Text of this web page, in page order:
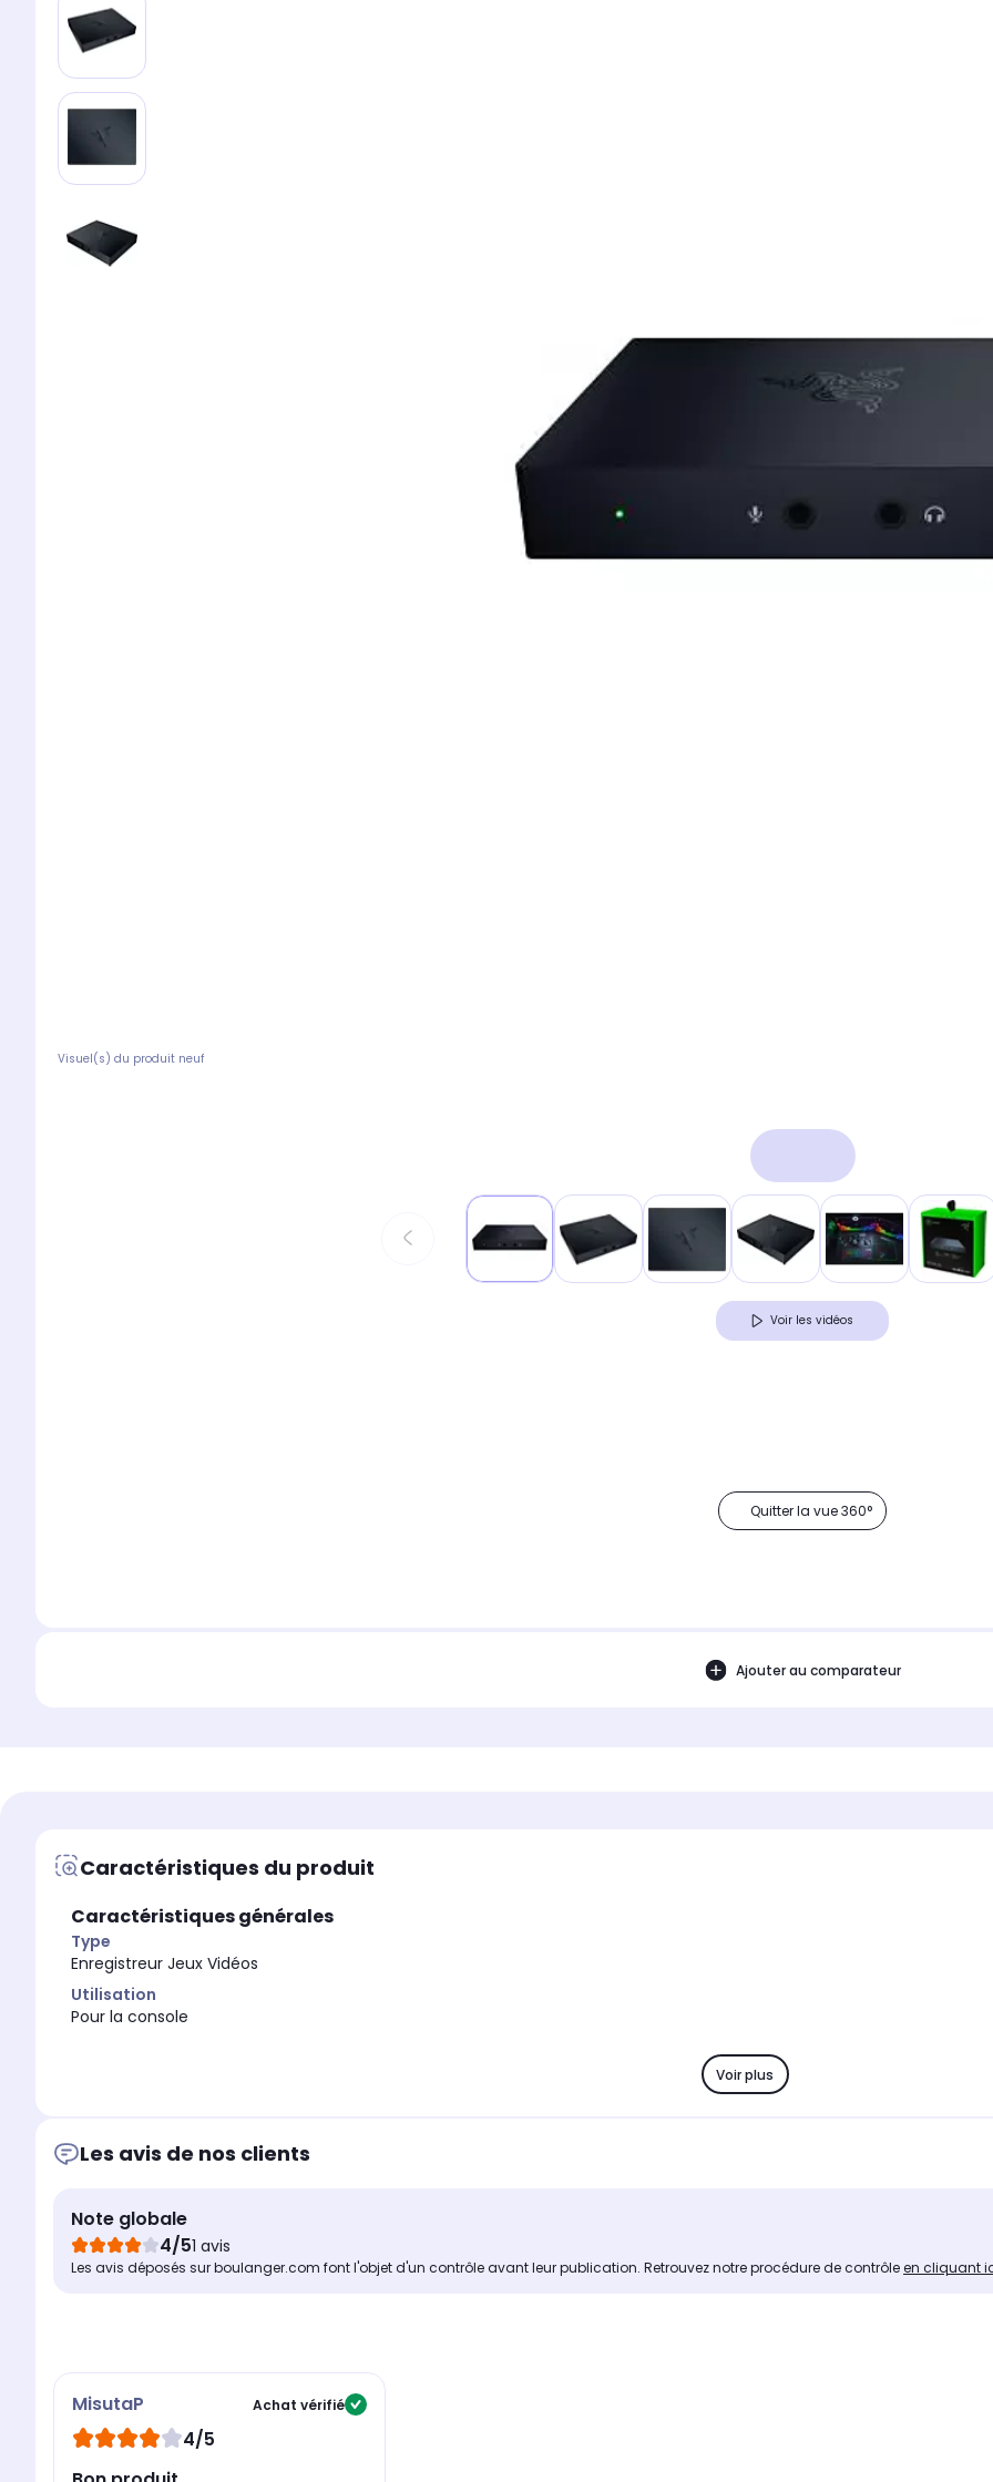
Visuel(s) du produit neuf
Voir les vidéos
Quitter la vue 360°
Ajouter au comparateur
Caractéristiques du produit
Caractéristiques générales
Type
Enregistreur Jeux Vidéos
Utilisation
Pour la console
Voir plus
Les avis de nos clients
Note globale
4/51 avis
Les avis déposés sur boulanger.com font l'objet d'un contrôle avant leur publication. Retrouvez notre procédure de contrôleen cliquant
MisutaP Achat vérifié
4/5